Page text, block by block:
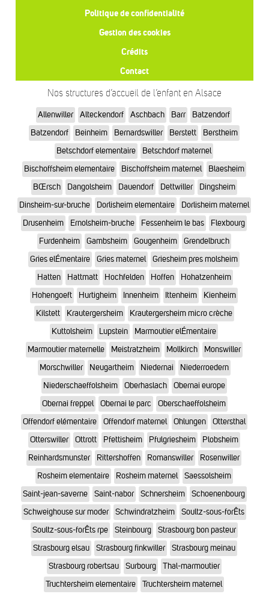
Politique de confidentialité
Gestion des cookies
Crédits
Contact
Nos structures d’accueil de l’enfant en Alsace
Allenwiller Alteckendorf Aschbach Barr
Batzendorf
Batzendorf
Beinheim Bernardswiller Berstett
Berstheim
Betschdorf elementaire
Betschdorf maternel
Bischoffsheim elementaire
Bischoffsheim maternel
Blaesheim
BŒrsch
Dangolsheim Dauendorf Dettwiller
Dingsheim
Dinsheim-sur-bruche
Dorlisheim elementaire
Dorlisheim maternel
Drusenheim
Ernolsheim-bruche Fessenheim le bas
Flexbourg
Furdenheim
Gambsheim Gougenheim
Grendelbruch
Gries elÉmentaire
Gries maternel
Griesheim pres molsheim
Hatten
Hattmatt Hochfelden Hoffen
Hohatzenheim
Hohengoeft
Hurtigheim Innenheim Ittenheim
Kienheim
Kilstett
Krautergersheim
Krautergersheim micro crèche
Kuttolsheim
Lupstein
Marmoutier elÉmentaire
Marmoutier maternelle
Meistratzheim Mollkirch
Monswiller
Morschwiller
Neugartheim Niedernai
Niederroedern
Niederschaeffolsheim
Oberhaslach
Obernai europe
Obernai freppel
Obernai le parc
Oberschaeffolsheim
Offendorf elémentaire
Offendorf maternel Ohlungen
Ottersthal
Otterswiller
Ottrott Pfettisheim Pfulgriesheim
Plobsheim
Reinhardsmunster
Rittershoffen Romanswiller
Rosenwiller
Rosheim elementaire
Rosheim maternel
Saessolsheim
Saint-jean-saverne
Saint-nabor Schnersheim
Schoenenbourg
Schweighouse sur moder
Schwindratzheim
Soultz-sous-forÊts
Soultz-sous-forÊts rpe
Steinbourg
Strasbourg bon pasteur
Strasbourg elsau
Strasbourg finkwiller
Strasbourg meinau
Strasbourg robertsau
Surbourg
Thal-marmoutier
Truchtersheim elementaire
Truchtersheim maternel